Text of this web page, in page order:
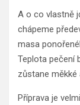
A o co vlastně
chápeme
masa
Teplota pečení
zůstane měkké
Příprava je